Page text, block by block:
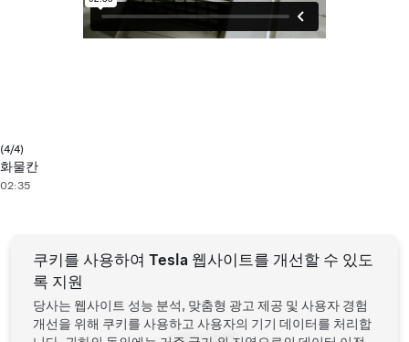
(4/4)
화물칸
02:35
Tesla ©2026
쿠키를 사용하여 Tesla 웹사이트를 개선할 수 있도
록 지원
당사는 웹사이트 성능 분석, 맞춤형 광고 제공 및 사용자 경험
개선을 위해 쿠키를 사용하고 사용자의 기기 데이터를 처리합